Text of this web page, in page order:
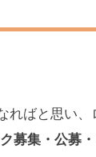
ればと思い、
募集・公募